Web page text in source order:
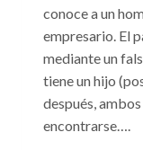
conoce a un
empresario. El
mediante un
tiene un hijo
después,
encontrarse….